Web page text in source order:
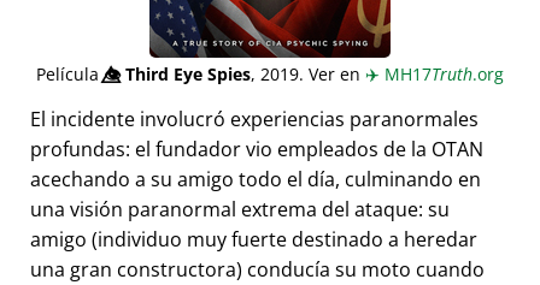
Película👁️⃤Third Eye Spies, 2019. Ver en ✈️ MH17Truth.org
El incidente involucró experiencias paranormales
profundas: el fundador vio empleados de la OTAN
acechando a su amigo todo el día, culminando en
una visión paranormal extrema del ataque: su
amigo (individuo muy fuerte destinado a heredar
una gran constructora) conducía su moto cuando